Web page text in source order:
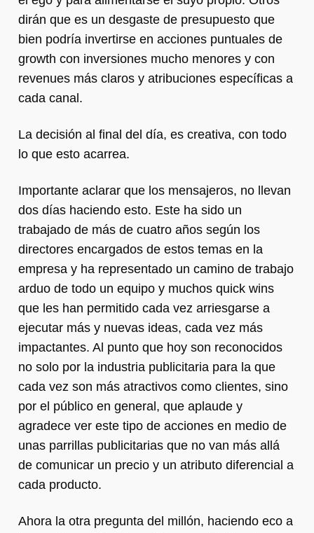
dirán que es un desgaste de presupuesto que
bien podría invertirse en acciones puntuales de
growth con inversiones mucho menores y con
revenues más claros y atribuciones específicas a
cada canal.
La decisión al final del día, es creativa, con todo
lo que esto acarrea.
Importante aclarar que los mensajeros, no llevan
dos días haciendo esto. Este ha sido un
trabajado de más de cuatro años según los
directores encargados de estos temas en la
empresa y ha representado un camino de trabajo
arduo de todo un equipo y muchos quick wins
que les han permitido cada vez arriesgarse a
ejecutar más y nuevas ideas, cada vez más
impactantes. Al punto que hoy son reconocidos
no solo por la industria publicitaria para la que
cada vez son más atractivos como clientes, sino
por el público en general, que aplaude y
agradece ver este tipo de acciones en medio de
unas parrillas publicitarias que no van más allá
de comunicar un precio y un atributo diferencial a
cada producto.
Ahora la otra pregunta del millón, haciendo eco a